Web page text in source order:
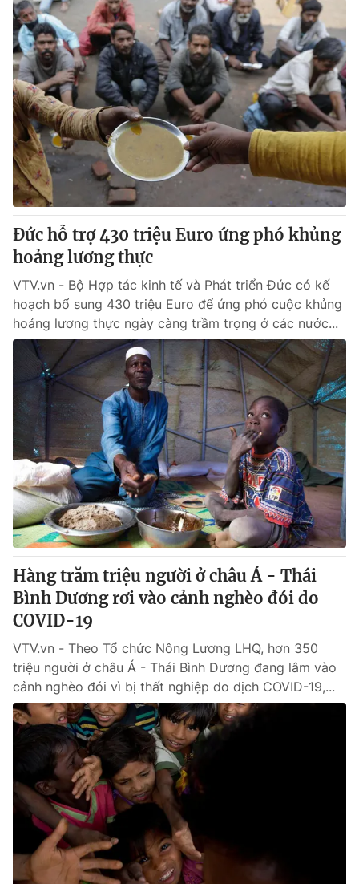
Video Shorts video
VTV Money VTV Thể thao
VTV Sức khoẻ Bất động sản
Thị trường 24h Tấm lòng Việt
VTV4 Vươn mình bằng AI
VTV9
Liên hệ tòa soạn English
THỜI BÁO VTV
Theo dõi báo trên
Cơ quan chủ quản: Đài Truyền hình Việt Nam
Cơ quan báo chí:Thời báo VTV
Giấy phép hoạt động báo in và báo điện tử số 483/GP-BTTTT
cấp ngày 29/12/2023
Tổng Biên tập:Vũ Thanh Thủy
Phó Tổng Biên tập:Nguyễn Thị Mỹ Hạnh, Phạm Quốc Thắng,
Nguyễn Trọng Ninh
Ðiện thoại Thời báo VTV:
024.66 897 897
Email: toasoan@vtv.vn
Liên hệ quảng cáo:024-7300.7108
Đức hỗ trợ 430 triệu Euro ứng phó khủng
hoảng lương thực
VTV.vn - Bộ Hợp tác kinh tế và Phát triển Đức có kế
hoạch bổ sung 430 triệu Euro để ứng phó cuộc khủng
hoảng lương thực ngày càng trầm trọng ở các nước...
Hàng trăm triệu người ở châu Á - Thái
Bình Dương rơi vào cảnh nghèo đói do
COVID-19
VTV.vn - Theo Tổ chức Nông Lương LHQ, hơn 350
triệu người ở châu Á - Thái Bình Dương đang lâm vào
cảnh nghèo đói vì bị thất nghiệp do dịch COVID-19,...